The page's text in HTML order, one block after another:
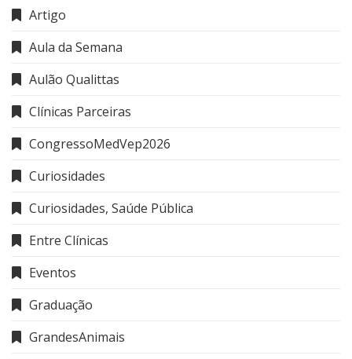
Artigo
Aula da Semana
Aulão Qualittas
Clínicas Parceiras
CongressoMedVep2026
Curiosidades
Curiosidades, Saúde Pública
Entre Clínicas
Eventos
Graduação
GrandesAnimais